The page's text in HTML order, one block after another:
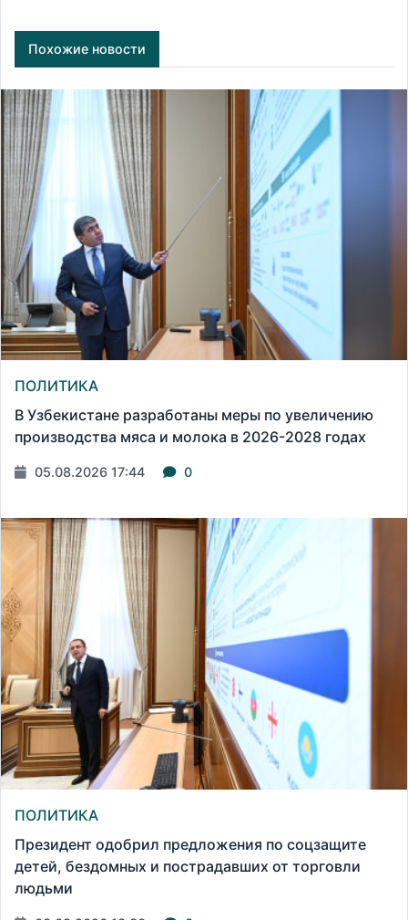
Похожие новости
ПОЛИТИКА
В Узбекистане разработаны меры по увеличению
производства мяса и молока в 2026-2028 годах
05.08.2026 17:44 0
ПОЛИТИКА
Президент одобрил предложения по соцзащите
детей, бездомных и пострадавших от торговли
людьми